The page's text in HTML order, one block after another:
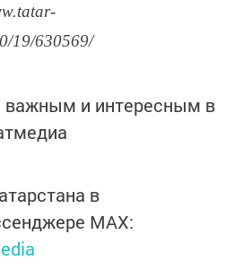
19/630569/
и интересным в
в
MАХ: